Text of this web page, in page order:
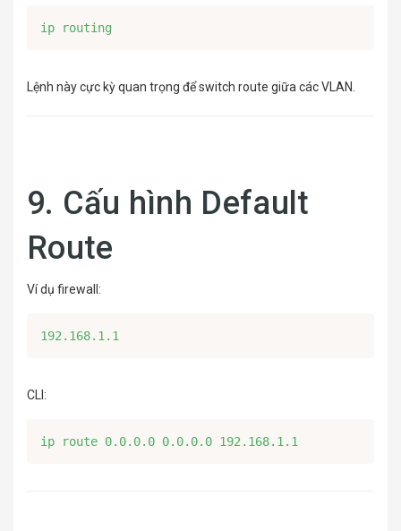
ip routing
Lệnh này cực kỳ quan trọng để switch route giữa các VLAN.
9. Cấu hình Default
Route
Ví dụ firewall:
192.168.1.1
CLI:
ip route 0.0.0.0 0.0.0.0 192.168.1.1